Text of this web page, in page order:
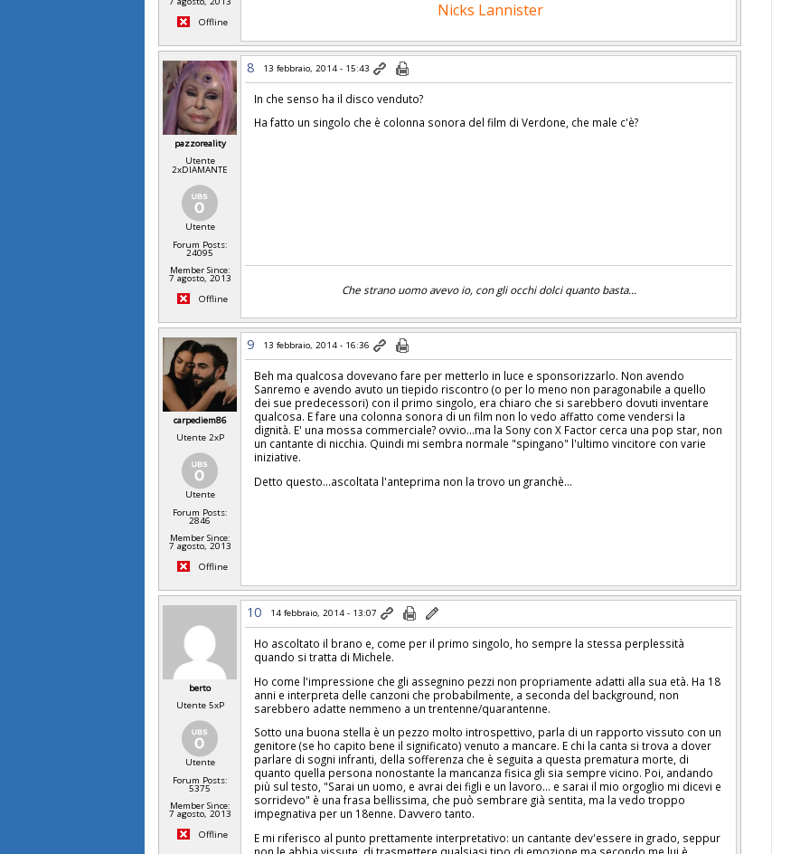
Offline
Nicks Lannister
pazzoreality
Utente
2xDIAMANTE
Utente
Forum Posts:
24095
Member Since:
7 agosto, 2013
Offline
8 13 febbraio, 2014 - 15:43
In che senso ha il disco venduto?
Ha fatto un singolo che è colonna sonora del film di Verdone, che male c'è?
Che strano uomo avevo io, con gli occhi dolci quanto basta...
carpediem86
Utente 2xP
Utente
Forum Posts:
2846
Member Since:
7 agosto, 2013
Offline
9 13 febbraio, 2014 - 16:36
Beh ma qualcosa dovevano fare per metterlo in luce e sponsorizzarlo. Non avendo
Sanremo e avendo avuto un tiepido riscontro (o per lo meno non paragonabile a quello
dei sue predecessori) con il primo singolo, era chiaro che si sarebbero dovuti inventare
qualcosa. E fare una colonna sonora di un film non lo vedo affatto come vendersi la
dignità. E' una mossa commerciale? ovvio...ma la Sony con X Factor cerca una pop star, non
un cantante di nicchia. Quindi mi sembra normale "spingano" l'ultimo vincitore con varie
iniziative.
Detto questo...ascoltata l'anteprima non la trovo un granchè...
berto
Utente 5xP
Utente
Forum Posts:
5375
Member Since:
7 agosto, 2013
Offline
10 14 febbraio, 2014 - 13:07
Ho ascoltato il brano e, come per il primo singolo, ho sempre la stessa perplessità
quando si tratta di Michele.
Ho come l'impressione che gli assegnino pezzi non propriamente adatti alla sua età. Ha 18
anni e interpreta delle canzoni che probabilmente, a seconda del background, non
sarebbero adatte nemmeno a un trentenne/quarantenne.
Sotto una buona stella è un pezzo molto introspettivo, parla di un rapporto vissuto con un
genitore (se ho capito bene il significato) venuto a mancare. E chi la canta si trova a dover
parlare di sogni infranti, della sofferenza che è seguita a questa prematura morte, di
quanto quella persona nonostante la mancanza fisica gli sia sempre vicino. Poi, andando
più sul testo, "Sarai un uomo, e avrai dei figli e un lavoro... e sarai il mio orgoglio mi dicevi e
sorridevo" è una frasa bellissima, che può sembrare già sentita, ma la vedo troppo
impegnativa per un 18enne. Davvero tanto.
E mi riferisco al punto prettamente interpretativo: un cantante dev'essere in grado, seppur